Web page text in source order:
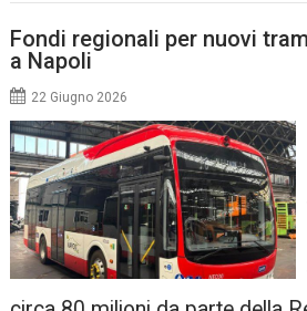
Fondi regionali per nuovi
a Napoli
22 Giugno 2026